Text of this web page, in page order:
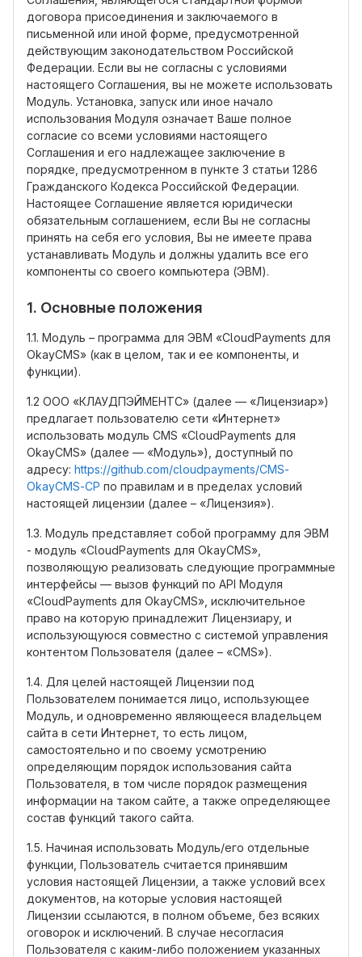
договора присоединения и заключаемого в
письменной или иной форме, предусмотренной
действующим законодательством Российской
Федерации. Если вы не согласны с условиями
настоящего Соглашения, вы не можете использовать
Модуль. Установка, запуск или иное начало
использования Модуля означает Ваше полное
согласие со всеми условиями настоящего
Соглашения и его надлежащее заключение в
порядке, предусмотренном в пункте 3 статьи 1286
Гражданского Кодекса Российской Федерации.
Настоящее Соглашение является юридически
обязательным соглашением, если Вы не согласны
принять на себя его условия, Вы не имеете права
устанавливать Модуль и должны удалить все его
компоненты со своего компьютера (ЭВМ).
1. Основные положения
1.1. Модуль – программа для ЭВМ «CloudPayments для
OkayCMS» (как в целом, так и ее компоненты, и
функции).
1.2 ООО «КЛАУДПЭЙМЕНТС» (далее — «Лицензиар»)
предлагает пользователю сети «Интернет»
использовать модуль CMS «CloudPayments для
OkayCMS» (далее — «Модуль»), доступный по
адресу: https://github.com/cloudpayments/CMS-
OkayCMS-CP по правилам и в пределах условий
настоящей лицензии (далее – «Лицензия»).
1.3. Модуль представляет собой программу для ЭВМ
- модуль «CloudPayments для OkayCMS»,
позволяющую реализовать следующие программные
интерфейсы — вызов функций по API Модуля
«CloudPayments для OkayCMS», исключительное
право на которую принадлежит Лицензиару, и
использующуюся совместно с системой управления
контентом Пользователя (далее – «CMS»).
1.4. Для целей настоящей Лицензии под
Пользователем понимается лицо, использующее
Модуль, и одновременно являющееся владельцем
сайта в сети Интернет, то есть лицом,
самостоятельно и по своему усмотрению
определяющим порядок использования сайта
Пользователя, в том числе порядок размещения
информации на таком сайте, а также определяющее
состав функций такого сайта.
1.5. Начиная использовать Модуль/его отдельные
функции, Пользователь считается принявшим
условия настоящей Лицензии, а также условий всех
документов, на которые условия настоящей
Лицензии ссылаются, в полном объеме, без всяких
оговорок и исключений. В случае несогласия
Пользователя с каким-либо положением указанных